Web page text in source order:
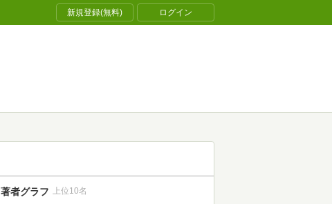
新規登録(無料) ログイン
著者グラフ 上位10名